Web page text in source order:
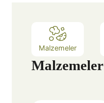
Malzemeler
Malzemeler